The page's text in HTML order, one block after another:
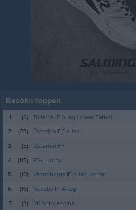
Besökartoppen
1. (6)
Tollarps IF A-lag Herrar Fotboll
2.
(23)
Österlen FF A-lag
3.
(5)
Österlen FF
4.
(115)
PBK Hörby
5.
(10)
Vanneberga IF A-lag Herrar
6.
(16)
Nosaby IF A-Lag
7.
(3) BK Veteranerna